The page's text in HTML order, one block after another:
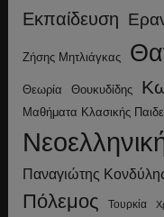
Εκπαίδευση
Ζήσης Μητλιάγκας
Θεωρία Θουκυδίδης
Μαθήματα Κλασικής
Παναγιώτης
Πόλεμος Τουρκία